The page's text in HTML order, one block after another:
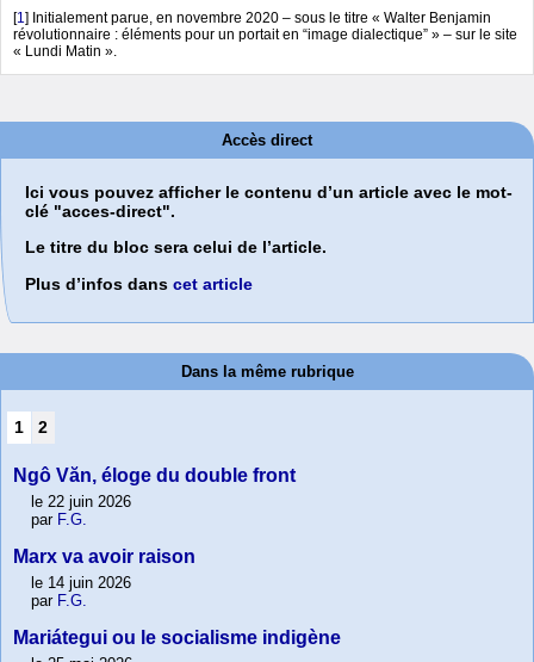
[1] Initialement parue, en novembre 2020 – sous le titre « Walter Benjamin
révolutionnaire : éléments pour un portait en “image dialectique” » – sur le site
« Lundi Matin ».
Accès direct
Ici vous pouvez afficher le contenu d’un article avec le mot-
clé "acces-direct".
Le titre du bloc sera celui de l’article.
Plus d’infos dans cet article
Dans la même rubrique
1 2
Ngô Văn, éloge du double front
le 22 juin 2026
par F.G.
Marx va avoir raison
le 14 juin 2026
par F.G.
Mariátegui ou le socialisme indigène